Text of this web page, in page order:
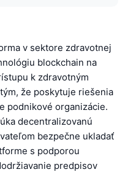
v sektore zdravotnej
blockchain na
k zdravotným
že poskytuje riešenia
podnikové organizácie.
decentralizovanú
bezpečne ukladať
s podporou
predpisov